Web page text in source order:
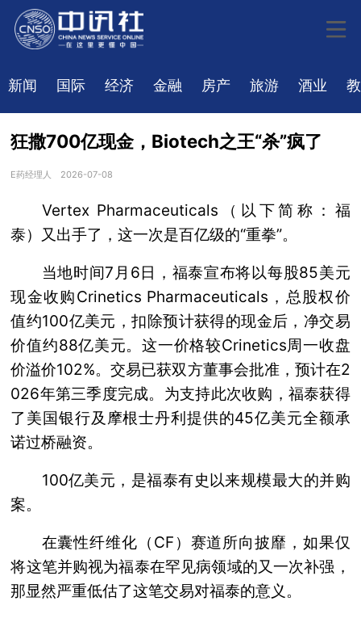
新闻 国际 经济 金融 房产 旅游 酒业
狂撒700亿现金，Biotech之王“杀”疯了
E药经理人 2026-07-08
Vertex Pharmaceuticals（以下简称：福
泰）又出手了，这一次是百亿级的“重拳”。
当地时间7月6日，福泰宣布将以每股85美元
现金收购Crinetics Pharmaceuticals，总股权价
值约100亿美元，扣除预计获得的现金后，净交易
价值约88亿美元。这一价格较Crinetics周一收盘
价溢价102%。交易已获双方董事会批准，预计在2
026年第三季度完成。为支持此次收购，福泰获得
了美国银行及摩根士丹利提供的45亿美元全额承
诺过桥融资。
100亿美元，是福泰有史以来规模最大的并购
案。
在囊性纤维化（CF）赛道所向披靡，如果仅
将这笔并购视为福泰在罕见病领域的又一次补强，
那显然严重低估了这笔交易对福泰的意义。